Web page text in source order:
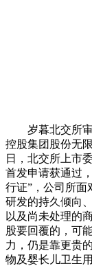
岁暮北交所审
控股集团股份无
日，北交所上市
首发申请获通过
行证”，公司所
研发的持久倾向
以及尚未处理的
股要回覆的，可
力，仍是靠更贵
物及婴长儿卫生